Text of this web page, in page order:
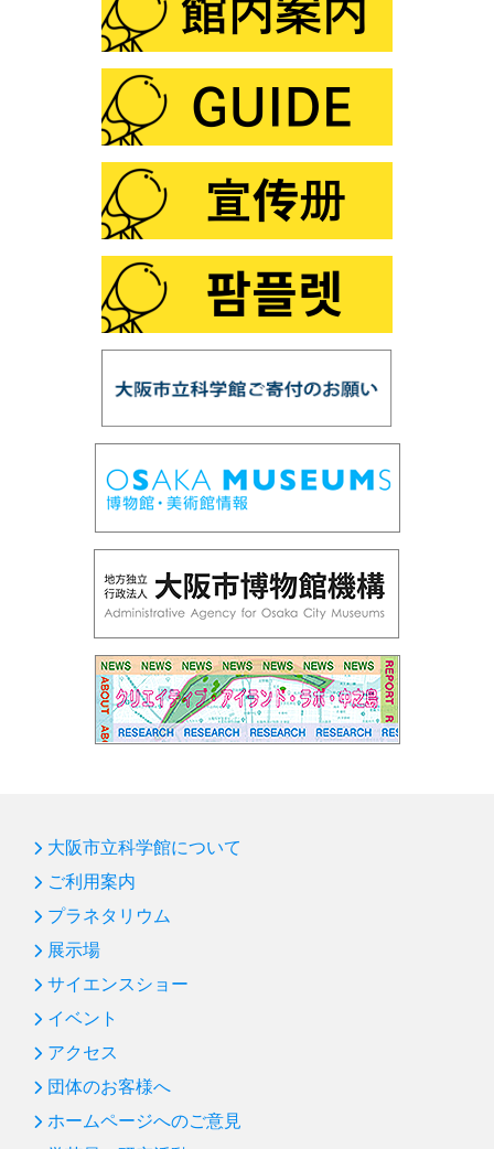
大阪市立科学館について
ご利用案内
プラネタリウム
展示場
サイエンスショー
イベント
アクセス
団体のお客様へ
ホームページへのご意見